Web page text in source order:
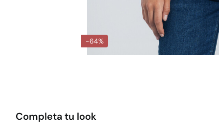
-64%
Completa tu look